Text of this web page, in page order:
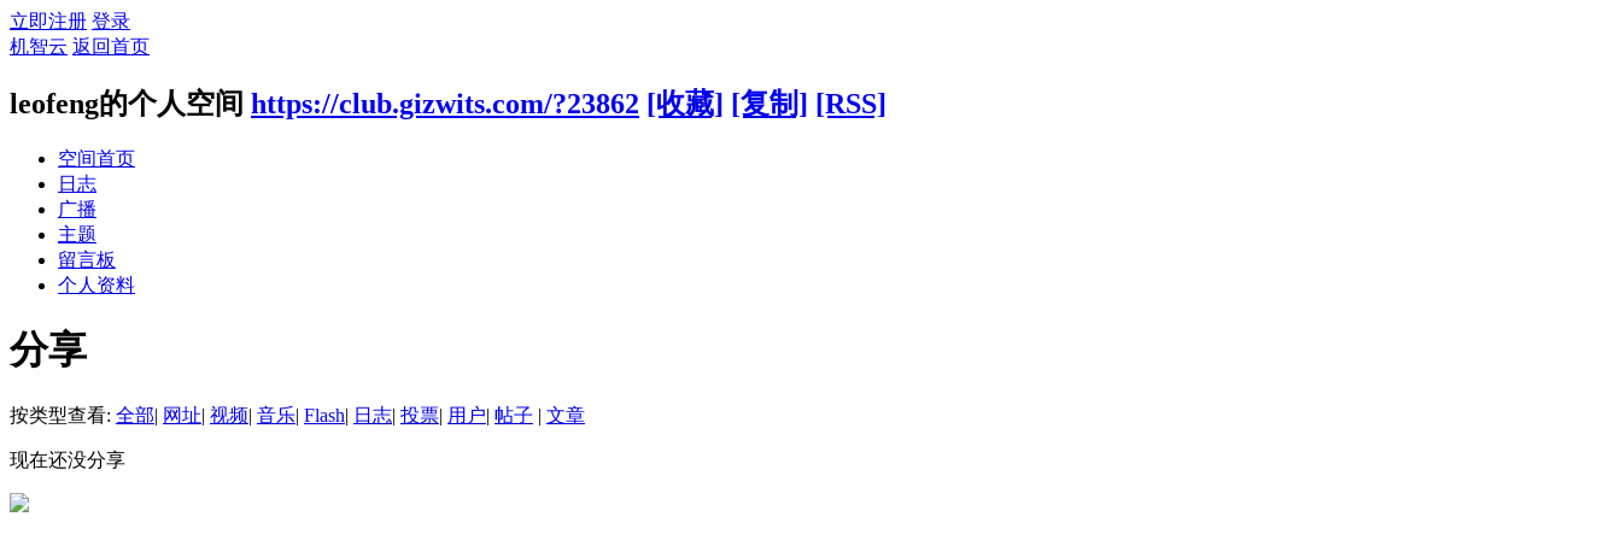
立即注册 登录
机智云 返回首页
leofeng的个人空间 https://club.gizwits.com/?23862 [收藏] [复制] [RSS]
空间首页
日志
广播
主题
留言板
个人资料
分享
按类型查看: 全部| 网址| 视频| 音乐| Flash| 日志| 投票| 用户| 帖子 | 文章
现在还没分享